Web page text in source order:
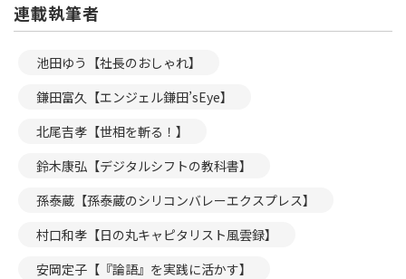
連載執筆者
池田ゆう【社長のおしゃれ】
鎌田富久【エンジェル鎌田’sEye】
北尾吉孝【世相を斬る！】
鈴木康弘【デジタルシフトの教科書】
孫泰蔵【孫泰蔵のシリコンバレーエクスプレス】
村口和孝【日の丸キャピタリスト風雲録】
安岡定子【『論語』を実践に活かす】